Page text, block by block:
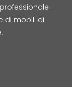
di mobili di